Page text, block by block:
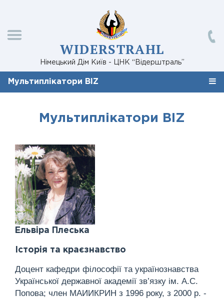
WIDERSTRAHL
Німецький Дім Київ - ЦНК “Відерштраль”
Мультиплікатори BIZ
Мультиплікатори BIZ
Ельвіра Плеська
Історія та краєзнавство
Доцент кафедри філософії та українознавства
Української державної академії зв’язку ім. А.С.
Попова; член МАИИКРИН з 1996 року, з 2000 р. -